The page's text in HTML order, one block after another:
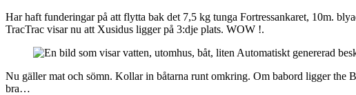
Har haft funderingar på att flytta bak det 7,5 kg tunga Fortressankaret, 10m.
TracTrac visar nu att Xusidus ligger på 3:dje plats. WOW !.
Nu gäller mat och sömn. Kollar in båtarna runt omkring. Om babord ligger the
bra…